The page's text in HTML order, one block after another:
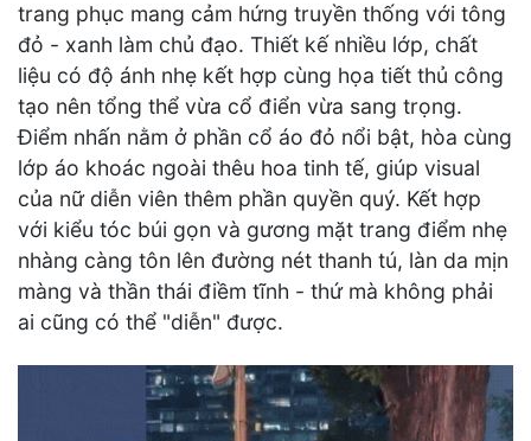
trang phục mang cảm hứng truyền thống với tông
đỏ - xanh làm chủ đạo. Thiết kế nhiều lớp, chất
liệu có độ ánh nhẹ kết hợp cùng họa tiết thủ công
tạo nên tổng thể vừa cổ điển vừa sang trọng.
Điểm nhấn nằm ở phần cổ áo đỏ nổi bật, hòa cùng
lớp áo khoác ngoài thêu hoa tinh tế, giúp visual
của nữ diễn viên thêm phần quyền quý. Kết hợp
với kiểu tóc búi gọn và gương mặt trang điểm nhẹ
nhàng càng tôn lên đường nét thanh tú, làn da mịn
màng và thần thái điềm tĩnh - thứ mà không phải
ai cũng có thể "diễn" được.